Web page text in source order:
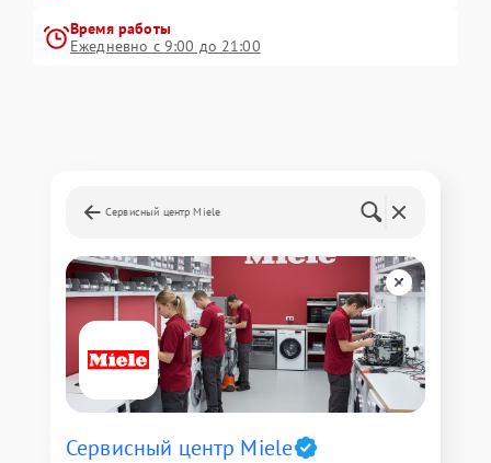
Время работы
Ежедневно с 9:00 до 21:00
Сервисный центр Miele
Сервисный центр Miele